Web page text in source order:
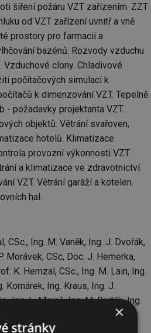
šíření požáru VZT zařízením. ZZT
od VZT zařízení uvnitř a vně
prostory pro farmacii a
bazénů. Rozvody vzduchu
clony. Chladivové
počítačových simulací k
k dimenzování VZT. Tepelně
- požadavky projektanta VZT.
objektů. Větrání svařoven,
hotelů. Klimatizace
provozní výkonnosti VZT.
a klimatizace ve zdravotnictví.
VZT. Větrání garáží a kotelen.
hal.
CSc., Ing. M. Vaněk, Ing. J. Dvořák,
Morávek, CSc, Doc. J. Hemerka,
K. Hemzal, CSc., Ing. M. Lain, Ing.
Komárek, Ing. Kraus, Ing. J.
Ing. L. Mareš, Ing. M. Barták, Ing.
Ing. St. Trepka, Ing. J. Matějka.
×
stránky